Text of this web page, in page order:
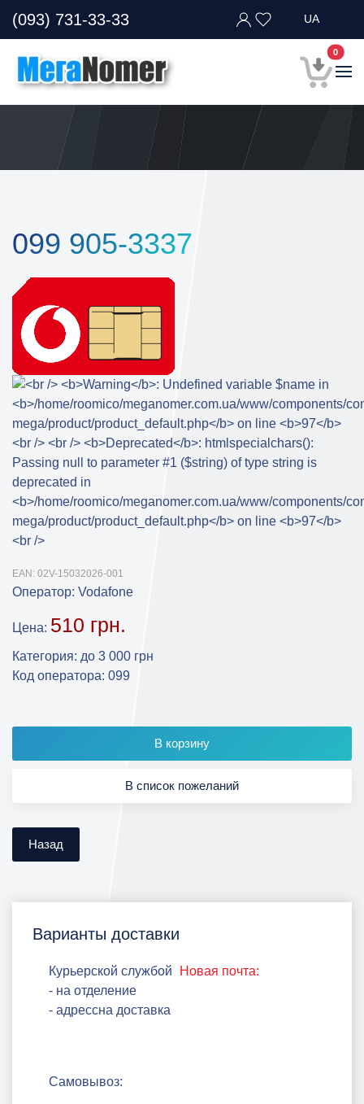
(093) 731-33-33 UA
0В
099 905-3337
EAN: 02V-15032026-001
Оператор: Vodafone
Цена: 510 грн.
Категория: до 3 000 грн
Код оператора: 099
Варианты доставки
Курьерской службой
Новая почта:
- на отделение
- адрессна доставка
Самовывоз: